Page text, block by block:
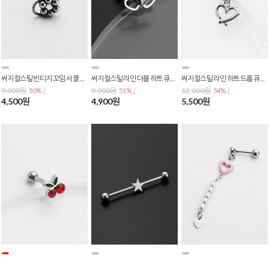
9,000원 50% ↓
4,500원
써지컬스틸 라인 더블 하트 큐티 바벨 피어싱 p-0781
9,900원 51% ↓
4,900원
써지컬스틸 라인 하트 드롭 큐빅 바벨 피어싱 p-0780
12,000원 54% ↓
5,500원